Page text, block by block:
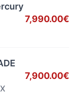
7,990.00€
7,900.00€